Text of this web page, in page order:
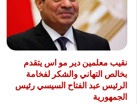
نقيب معلمين دير مو اس يتقدم
بخالص التهاني والشكر لفخامة
الرئيس عبد الفتاح السيسي رئيس
الجمهورية